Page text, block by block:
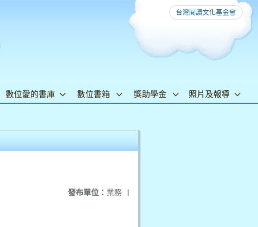
台灣閱讀文化基金會
數位愛的書庫 數位書箱 獎助學金 照片及報導
發布單位： 業務 |